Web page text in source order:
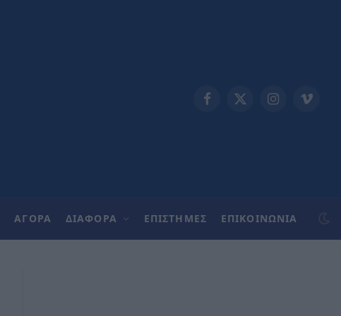
Facebook
X
InstagramVimeo
ΑΓΟΡΑ ΔΙΑΦΟΡΑ ΕΠΙΣΤΗΜΕΣ ΕΠΙΚΟΙΝΩΝΊΑ